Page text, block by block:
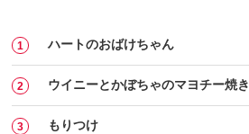
ハートのおばけちゃん
ウイニーとかぼちゃのマヨチー焼き
もりつけ